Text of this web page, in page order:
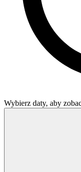
Wybierz daty, aby